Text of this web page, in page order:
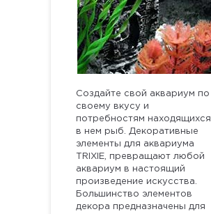
Создайте свой аквариум по
своему вкусу и
потребностям находящихся
в нем рыб. Декоративные
элементы для аквариума
TRIXIE, превращают любой
аквариум в настоящий
произведение искусства.
Большинство элементов
декора предназначены для